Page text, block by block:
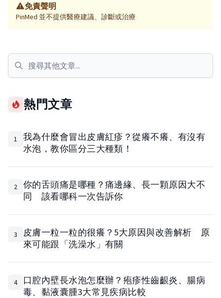
免責聲明
PinMed 並不提供醫療建議、診斷或治療
熱門文章
1
我為什麼會冒出皮膚紅疹？從癢不癢、有沒有
水泡，教你區分三大種類！
2
你的舌頭痛是哪種？痛邊緣、長一顆原因大不
同 該看哪科一次告訴你
3
皮膚一粒一粒的很癢？5大原因與改善解析 原
來可能跟「洗澡水」有關
4
口腔內壁長水泡怎麼辦？疱疹性齒齦炎、腸病
毒、黏液囊腫3大常見疾病比較